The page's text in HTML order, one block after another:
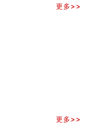
统节日
何处？
更多>>
更多>>